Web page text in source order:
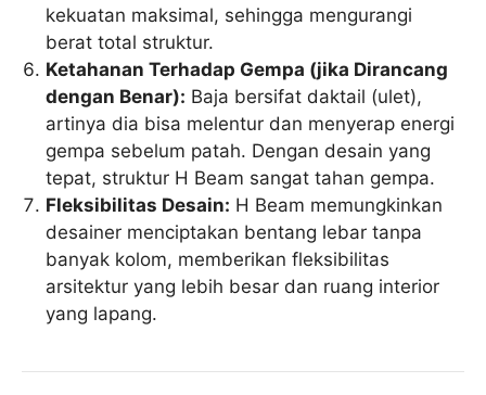
kekuatan maksimal, sehingga mengurangi
berat total struktur.
Ketahanan Terhadap Gempa (jika Dirancang
dengan Benar): Baja bersifat daktail (ulet),
artinya dia bisa melentur dan menyerap energi
gempa sebelum patah. Dengan desain yang
tepat, struktur H Beam sangat tahan gempa.
Fleksibilitas Desain: H Beam memungkinkan
desainer menciptakan bentang lebar tanpa
banyak kolom, memberikan fleksibilitas
arsitektur yang lebih besar dan ruang interior
yang lapang.